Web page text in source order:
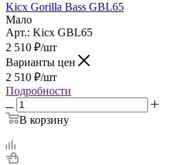
Kicx Gorilla Bass GBL65
Мало
Арт.: Kicx GBL65
2 510 ₽/шт
Варианты цен
2 510 ₽/шт
Подробности
В корзину